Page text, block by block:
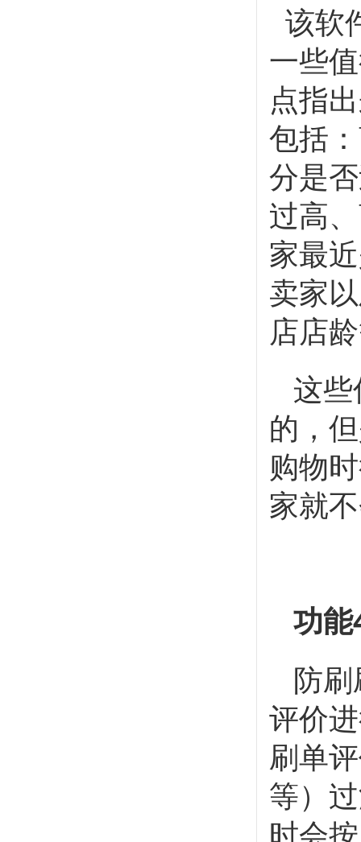
该软
一些
点指
包括
分是
过高
家最
卖家
店店
这些
的，
购物
家就
功能
防刷
评价
刷单
等）
时会